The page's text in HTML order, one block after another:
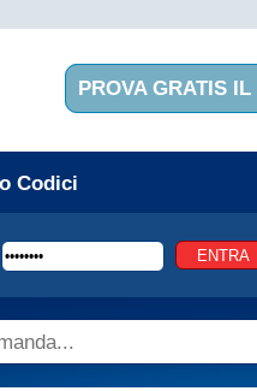
PROVA GRATIS
Codici